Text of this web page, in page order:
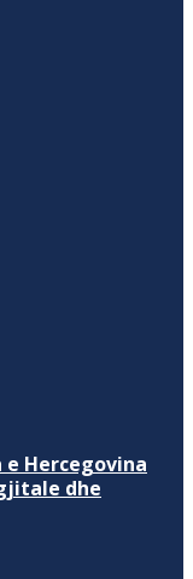
e Hercegovina
dhe